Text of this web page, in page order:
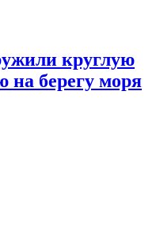
круглую
на берегу моря